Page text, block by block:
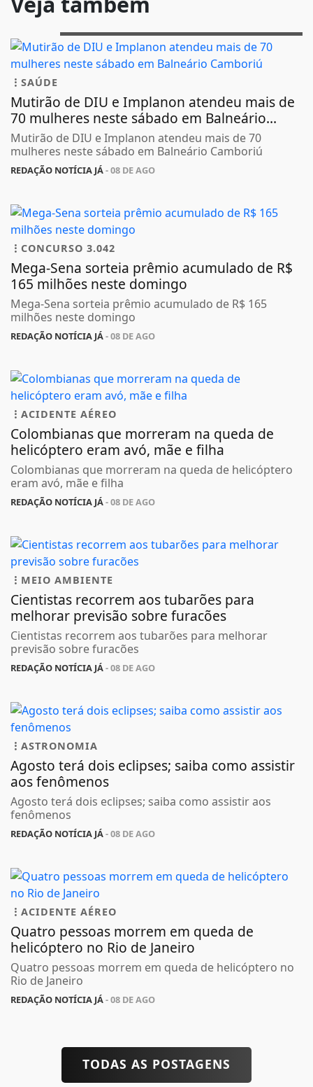
SAÚDE
Mutirão de DIU e Implanon atendeu mais de
70 mulheres neste sábado em Balneário...
Mutirão de DIU e Implanon atendeu mais de 70
mulheres neste sábado em Balneário Camboriú
REDAÇÃO NOTÍCIA JÁ- 08 DE AGO
CONCURSO 3.042
Mega-Sena sorteia prêmio acumulado de R$
165 milhões neste domingo
Mega-Sena sorteia prêmio acumulado de R$ 165
milhões neste domingo
REDAÇÃO NOTÍCIA JÁ- 08 DE AGO
ACIDENTE AÉREO
Colombianas que morreram na queda de
helicóptero eram avó, mãe e filha
Colombianas que morreram na queda de helicóptero
eram avó, mãe e filha
REDAÇÃO NOTÍCIA JÁ- 08 DE AGO
MEIO AMBIENTE
Cientistas recorrem aos tubarões para
melhorar previsão sobre furacões
Cientistas recorrem aos tubarões para melhorar
previsão sobre furacões
REDAÇÃO NOTÍCIA JÁ- 08 DE AGO
ASTRONOMIA
Agosto terá dois eclipses; saiba como assistir
aos fenômenos
Agosto terá dois eclipses; saiba como assistir aos
fenômenos
REDAÇÃO NOTÍCIA JÁ- 08 DE AGO
ACIDENTE AÉREO
Quatro pessoas morrem em queda de
helicóptero no Rio de Janeiro
Quatro pessoas morrem em queda de helicóptero no
Rio de Janeiro
REDAÇÃO NOTÍCIA JÁ- 08 DE AGO
TODAS AS POSTAGENS